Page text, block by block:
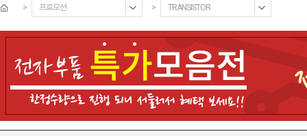
> 프로모션 > TRANSISTOR